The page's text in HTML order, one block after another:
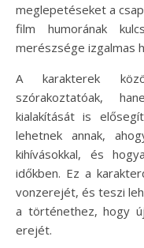
meglepetéseket a
film humorának
merészsége izgalmas
A karakterek
szórakoztatóak,
kialakítását is
lehetnek annak,
kihívásokkal, és
időkben. Ez a
vonzerejét, és teszi
a történethez, hogy
erejét.